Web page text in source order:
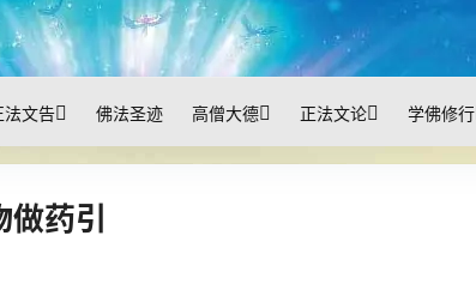
法文告 佛法圣迹 高僧大德 正法文论 学佛修行
药引